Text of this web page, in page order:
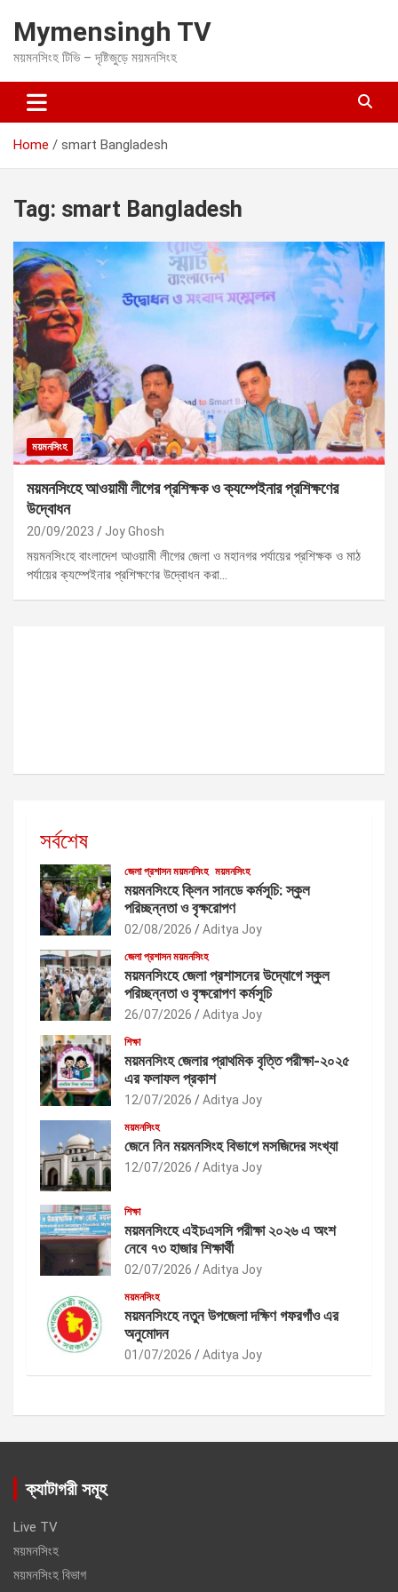
t
c
Mymensingh TV
ময়মনসিংহ টিভি – দৃষ্টিজুড়ে ময়মনসিংহ
Home smart Bangladesh
Tag: smart Bangladesh
ময়মনসিংহ
ময়মনসিংহে আওয়ামী লীগের প্রশিক্ষক ও ক্যম্পেইনার প্রশিক্ষণের
উদ্বোধন
20/09/2023 Joy Ghosh
ময়মনসিংহে বাংলাদেশ আওয়ামী লীগের জেলা ও মহানগর পর্যায়ের প্রশিক্ষক ও মাঠ
পর্যায়ের ক্যম্পেইনার প্রশিক্ষণের উদ্বোধন করা…
সর্বশেষ
জেলা প্রশাসন ময়মনসিংহ ময়মনসিংহ
ময়মনসিংহে ক্লিন সানডে কর্মসূচি: স্কুল
পরিচ্ছন্নতা ও বৃক্ষরোপণ
02/08/2026 Aditya Joy
জেলা প্রশাসন ময়মনসিংহ
ময়মনসিংহে জেলা প্রশাসনের উদ্যোগে স্কুল
পরিচ্ছন্নতা ও বৃক্ষরোপণ কর্মসূচি
26/07/2026 Aditya Joy
শিক্ষা
ময়মনসিংহ জেলার প্রাথমিক বৃত্তি পরীক্ষা-২০২৫
এর ফলাফল প্রকাশ
12/07/2026 Aditya Joy
ময়মনসিংহ
জেনে নিন ময়মনসিংহ বিভাগে মসজিদের সংখ্যা
12/07/2026 Aditya Joy
শিক্ষা
ময়মনসিংহে এইচএসসি পরীক্ষা ২০২৬ এ অংশ
নেবে ৭৩ হাজার শিক্ষার্থী
02/07/2026 Aditya Joy
ময়মনসিংহ
ময়মনসিংহে নতুন উপজেলা দক্ষিণ গফরগাঁও এর
অনুমোদন
01/07/2026 Aditya Joy
ক্যাটাগরী সমূহ
Live TV
ময়মনসিংহ
ময়মনসিংহ বিভাগ